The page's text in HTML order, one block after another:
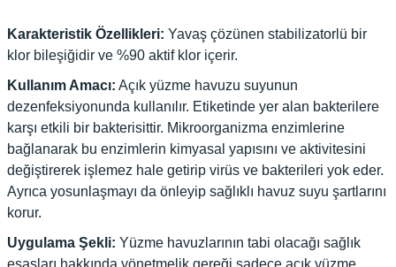
Karakteristik Özellikleri: Yavaş çözünen stabilizatorlü bir
klor bileşiğidir ve %90 aktif klor içerir.
Kullanım Amacı: Açık yüzme havuzu suyunun
dezenfeksiyonunda kullanılır. Etiketinde yer alan bakterilere
karşı etkili bir bakterisittir. Mikroorganizma enzimlerine
bağlanarak bu enzimlerin kimyasal yapısını ve aktivitesini
değiştirerek işlemez hale getirip virüs ve bakterileri yok eder.
Ayrıca yosunlaşmayı da önleyip sağlıklı havuz suyu şartlarını
korur.
Uygulama Şekli: Yüzme havuzlarının tabi olacağı sağlık
esasları hakkında yönetmelik gereği sadece açık yüzme